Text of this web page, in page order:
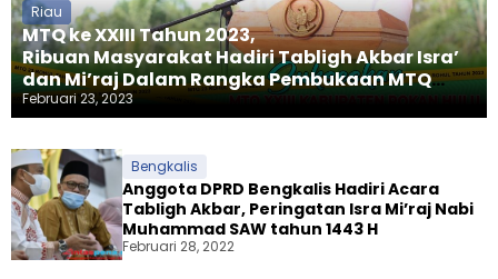
Riau
MTQ ke XXIII Tahun 2023,
Ribuan Masyarakat Hadiri Tabligh Akbar Isra’
dan Mi’raj Dalam Rangka Pembukaan MTQ
Tingkat Kab Rohul
Februari 23, 2023
Bengkalis
Anggota DPRD Bengkalis Hadiri Acara
Tabligh Akbar, Peringatan Isra Mi’raj Nabi
Muhammad SAW tahun 1443 H
Februari 28, 2022